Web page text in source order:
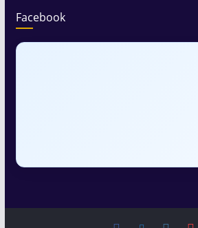
Facebook